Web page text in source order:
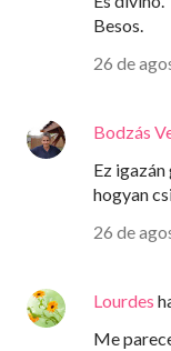
Besos.
26 de
Bodzás
Ez
hogyan
26 de
Lourdes
Me